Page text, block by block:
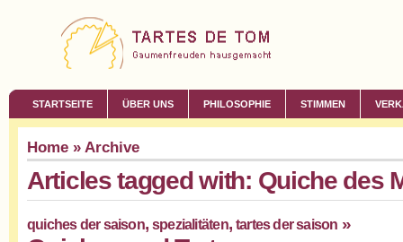
STARTSEITE ÜBER UNS PHILOSOPHIE STIMMEN
Home » Archive
Articles tagged with: Quiche des
quiches der saison, spezialitäten, tartes der saison »